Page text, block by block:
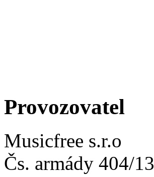
Provozovatel
Musicfree s.r.o
Čs. armády 404/13